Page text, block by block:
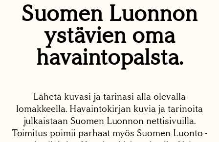
Suomen Luonnon
ystävien oma
havaintopalsta.
Lähetä kuvasi ja tarinasi alla olevalla
lomakkeella. Havaintokirjan kuvia ja tarinoita
julkaistaan Suomen Luonnon nettisivuilla.
Toimitus poimii parhaat myös Suomen Luonto -